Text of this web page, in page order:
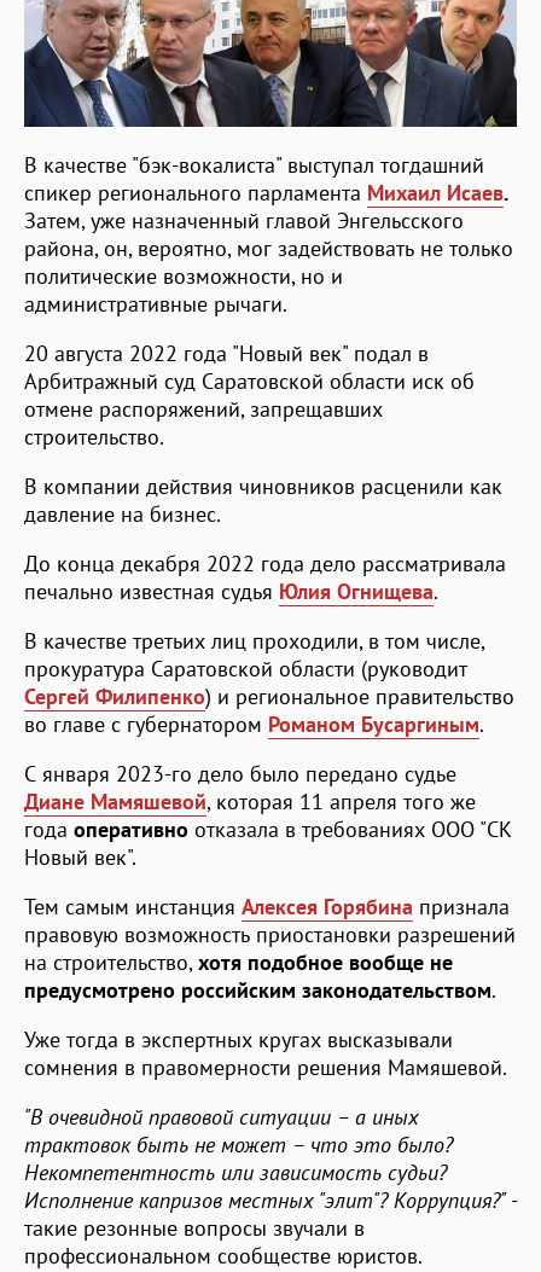
В качестве "бэк-вокалиста" выступал тогдашний
спикер регионального парламента Михаил Исаев.
Затем, уже назначенный главой Энгельсского
района, он, вероятно, мог задействовать не только
политические возможности, но и
административные рычаги.
20 августа 2022 года "Новый век" подал в
Арбитражный суд Саратовской области иск об
отмене распоряжений, запрещавших
строительство.
В компании действия чиновников расценили как
давление на бизнес.
До конца декабря 2022 года дело рассматривала
печально известная судья Юлия Огнищева.
В качестве третьих лиц проходили, в том числе,
прокуратура Саратовской области (руководит
Сергей Филипенко) и региональное правительство
во главе с губернатором Романом Бусаргиным.
С января 2023-го дело было передано судье
Диане Мамяшевой, которая 11 апреля того же
года оперативно отказала в требованиях ООО "СК
Новый век".
Тем самым инстанция Алексея Горябина признала
правовую возможность приостановки разрешений
на строительство,хотя подобное вообще не
предусмотрено российским законодательством.
Уже тогда в экспертных кругах высказывали
сомнения в правомерности решения Мамяшевой.
"В очевидной правовой ситуации – а иных
трактовок быть не может – что это было?
Некомпетентность или зависимость судьи?
Исполнение капризов местных "элит"? Коррупция?"-
такие резонные вопросы звучали в
профессиональном сообществе юристов.